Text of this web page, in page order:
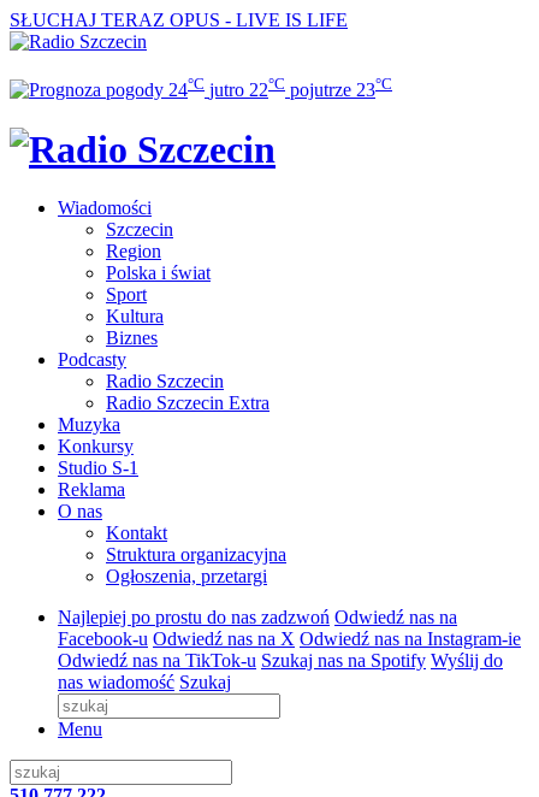
SŁUCHAJ TERAZ OPUS - LIVE IS LIFE
24°C jutro 22°C pojutrze 23°C
Wiadomości
Szczecin
Region
Polska i świat
Sport
Kultura
Biznes
Podcasty
Radio Szczecin
Radio Szczecin Extra
Muzyka
Konkursy
Studio S-1
Reklama
O nas
Kontakt
Struktura organizacyjna
Ogłoszenia, przetargi
Najlepiej po prostu do nas zadzwoń Odwiedź nas na
Facebook-u Odwiedź nas na X Odwiedź nas na Instagram-ie
Odwiedź nas na TikTok-u Szukaj nas na Spotify Wyślij do
nas wiadomość Szukaj
Menu